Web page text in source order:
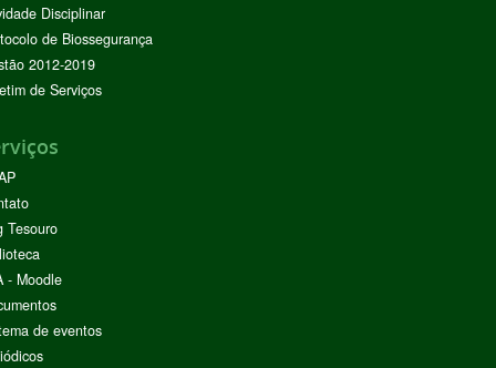
Disciplinar
de Biossegurança
2012-2019
de Serviços
Tesouro
- Moodle
de eventos